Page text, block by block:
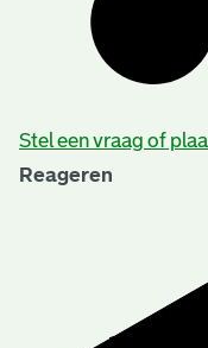
Stel een vraag of
Reageren